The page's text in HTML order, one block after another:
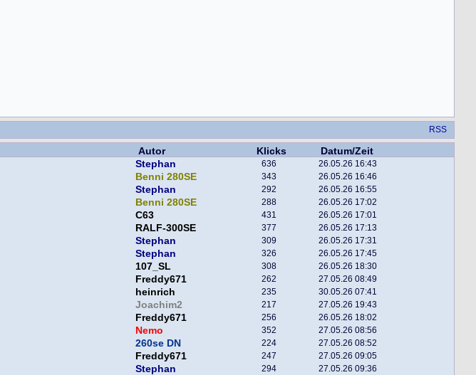
RSS
Autor Klicks
Datum/Zeit
Stephan 636 26.05.26 16:43
Benni 280SE 343 26.05.26 16:46
Stephan 292 26.05.26 16:55
Benni 280SE 288 26.05.26 17:02
C63 431 26.05.26 17:01
RALF-300SE 377 26.05.26 17:13
Stephan 309 26.05.26 17:31
Stephan 326 26.05.26 17:45
107_SL 308 26.05.26 18:30
Freddy671 262 27.05.26 08:49
heinrich 235 30.05.26 07:41
Joachim2 217 27.05.26 19:43
Freddy671 256 26.05.26 18:02
Nemo 352 27.05.26 08:56
260se DN 224 27.05.26 08:52
Freddy671 247 27.05.26 09:05
Stephan 294 27.05.26 09:36